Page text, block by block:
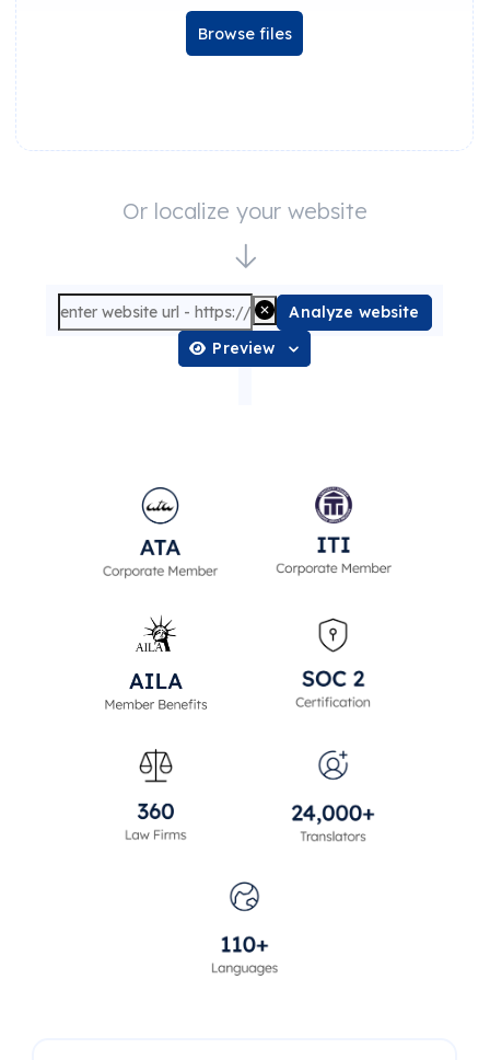
Browse files
Or localize your website
Analyze website
Preview